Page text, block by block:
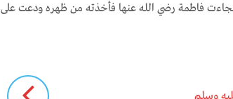
فاطمة رضي الله عنها فأخذته من ظهره ودعت على